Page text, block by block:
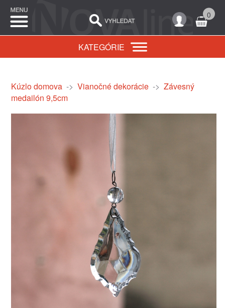
0
KATEGÓRIE
Kúzlo domova-> Vianočné dekorácie-> Závesný
medailón 9,5cm